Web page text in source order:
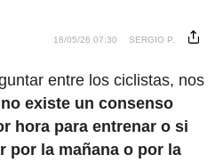
18/05/26 07:30 SERGIO P.
entre los ciclistas, nos
no existe un consenso
hora para entrenar o si
por la mañana o por la